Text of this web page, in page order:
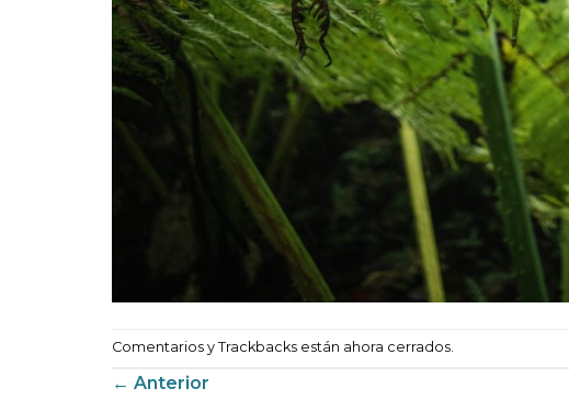
Comentarios y Trackbacks están ahora cerrados.
← Anterior